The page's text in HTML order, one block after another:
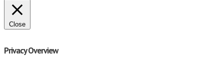
Close
Privacy Overview